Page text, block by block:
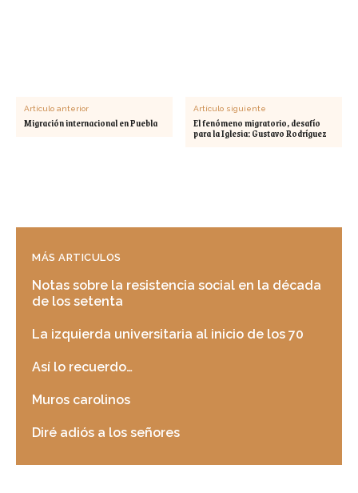
Artículo anterior
Migración internacional en Puebla
Artículo siguiente
El fenómeno migratorio, desafío
para la Iglesia: Gustavo Rodríguez
MÁS ARTICULOS
Notas sobre la resistencia social en la década
de los setenta
La izquierda universitaria al inicio de los 70
Así lo recuerdo…
Muros carolinos
Diré adiós a los señores